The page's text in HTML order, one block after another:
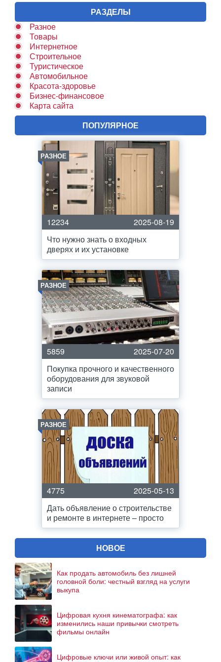
РАЗДЕЛЫ
Разное
Товары
Интернетное
Строительное
Туристическое
Автомобильное
Красота-здоровье
Бизнес-финансовое
Карта сайта
ПОПУЛЯРНОЕ
РАЗНОЕ
12234
2025-08-19
Что нужно знать о входных
дверях и их установке
РАЗНОЕ
5859
2025-07-20
Покупка прочного и качественного
оборудования для звуковой
записи
РАЗНОЕ
4775
2025-05-13
Дать объявление о строительстве
и ремонте в интернете – просто
НОВОЕ
Как продать автомобиль без лишней
головной боли: честный взгляд на услуги
выкупа
Цифровая кухня кинематографа: как
изменились наши привычки смотреть
фильмы онлайн
Цифровые ключи или живой опыт: как